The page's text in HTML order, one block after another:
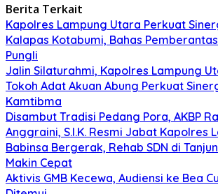
Berita Terkait
Kapolres Lampung Utara Perkuat
Kalapas Kotabumi, Bahas
Pungli
Jalin Silaturahmi, Kapolres Lampung
Tokoh Adat Akuan Abung Perkuat
Kamtibma
Disambut Tradisi Pedang Pora, AKBP
Anggraini, S.I.K. Resmi Jabat Kapolres
Babinsa Bergerak, Rehab SDN di
Makin Cepat
Aktivis GMB Kecewa, Audiensi ke Bea